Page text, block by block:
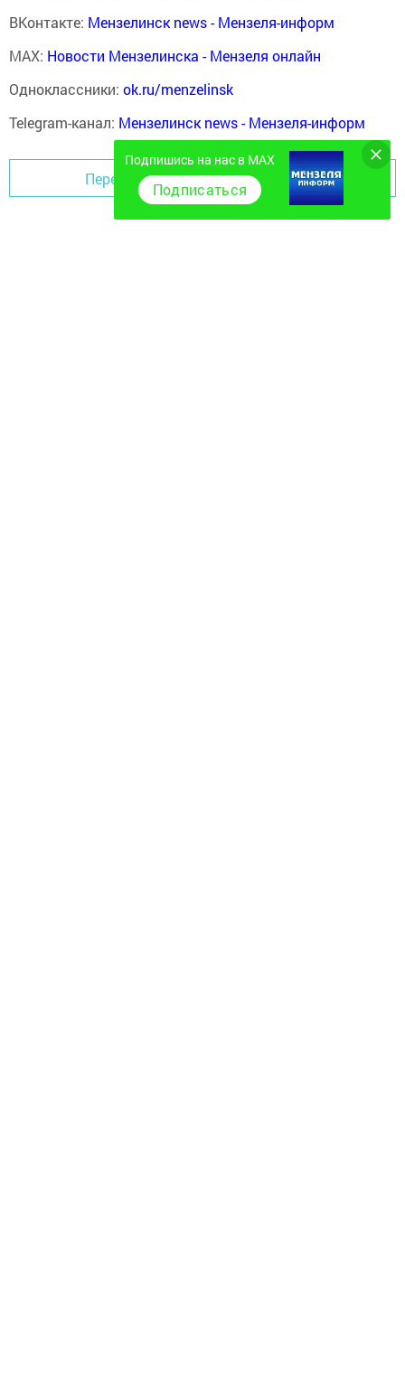
ВКонтакте: Мензелинск news - Мензеля-информ
MAX: Новости Мензелинска - Мензеля онлайн
Одноклассники: ok.ru/menzelinsk
Telegram-канал: Мензелинск news - Мензеля-информ
Перейти на страницу новости
Подпишись на нас в MAX
Подписаться